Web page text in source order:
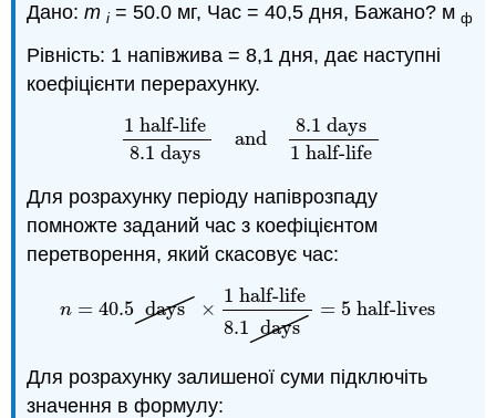
Дано:m i = 50.0 мг, Час = 40,5 дня, Бажано? мф
Рівність: 1 напівжива = 8,1 дня, дає наступні
коефіцієнти перерахунку.
1 half-life
8.1 days
and
8.1 days
1 half-life
1half-life8.1 days and8.1days
Для розрахунку періоду напіврозпаду
помножте заданий час з коефіцієнтом
перетворення, який скасовує час:
n = 40.5 days ×
1 half-life
8.1 days
= 5 half-lives
n=40.5days×1 half-life8.1days =5half-lives
Для розрахунку залишеної суми підключіть
значення в формулу: